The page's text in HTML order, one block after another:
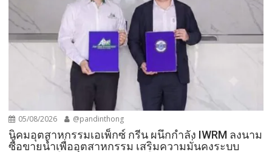
05/08/2026 @pandinthong
​นิคมอุตสาหกรรมเอเพ็กซ์ กรีน ผนึกกำลัง IWRM ลงนาม
ซื้อขายน้ำเพื่ออุตสาหกรรม เสริมความมั่นคงระบบ